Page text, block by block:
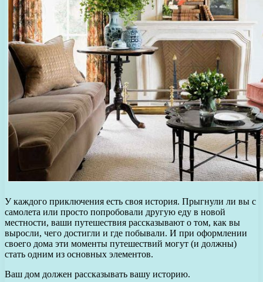
У каждого приключения есть своя история. Прыгнули ли вы с
самолета или просто попробовали другую еду в новой
местности, ваши путешествия рассказывают о том, как вы
выросли, чего достигли и где побывали. И при оформлении
своего дома эти моменты путешествий могут (и должны)
стать одним из основных элементов.
Ваш дом должен рассказывать вашу историю.